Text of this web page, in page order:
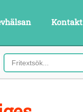
Kontakt